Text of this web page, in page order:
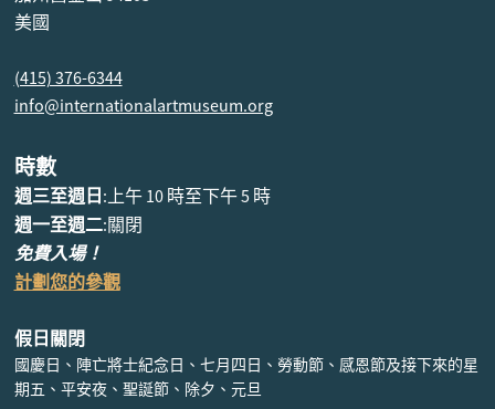
美國
(415) 376-6344
info@internationalartmuseum.org
時數
週三至週日 :上午 10 時至下午 5 時
週一至週二:關閉
免費入場！
計劃您的參觀
假日關閉
國慶日、陣亡將士紀念日、七月四日、勞動節、感恩節及接下來的星
期五、平安夜、聖誕節、除夕、元旦